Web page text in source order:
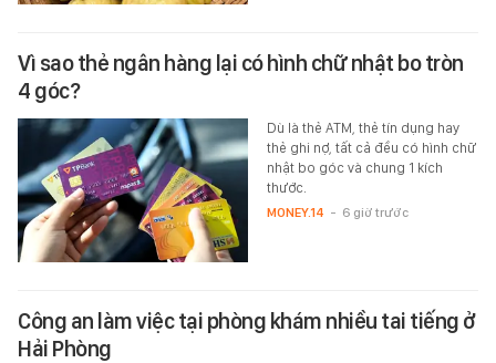
Vì sao thẻ ngân hàng lại có hình chữ nhật bo tròn
4 góc?
Dù là thẻ ATM, thẻ tín dụng hay
thẻ ghi nợ, tất cả đều có hình chữ
nhật bo góc và chung 1 kích
thước.
MONEY.14 - 6 giờ trước
Công an làm việc tại phòng khám nhiều tai tiếng ở
Hải Phòng